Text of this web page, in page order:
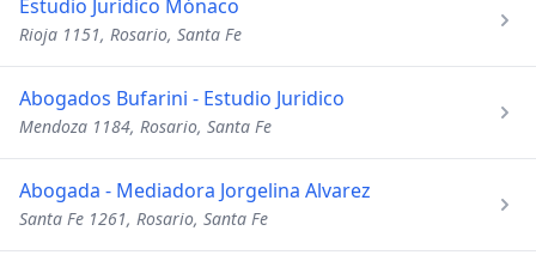
Estudio Jurídico Mónaco
Rioja 1151, Rosario, Santa Fe
Abogados Bufarini - Estudio Juridico
Mendoza 1184, Rosario, Santa Fe
Abogada - Mediadora Jorgelina Alvarez
Santa Fe 1261, Rosario, Santa Fe